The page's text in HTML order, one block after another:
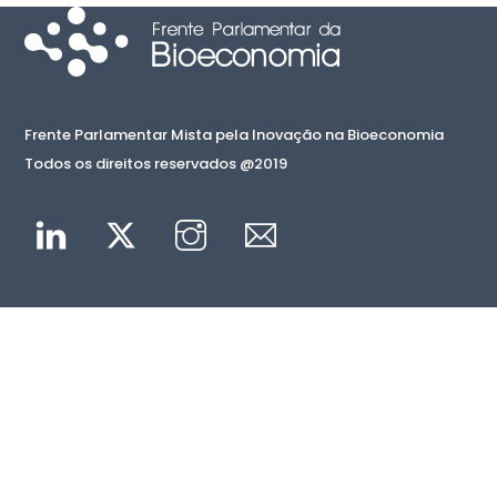
Frente Parlamentar Mista pela Inovação na Bioeconomia
Todos os direitos reservados @2019
Linkedin Twitter Instagram